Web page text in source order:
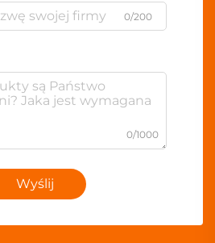
0/200
0/1000
Wyślij